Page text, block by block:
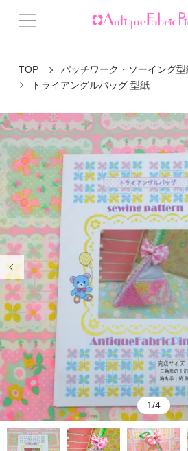
TOP
パッチワーク・ソーイング型
トライアングルバッグ 型紙
1/4